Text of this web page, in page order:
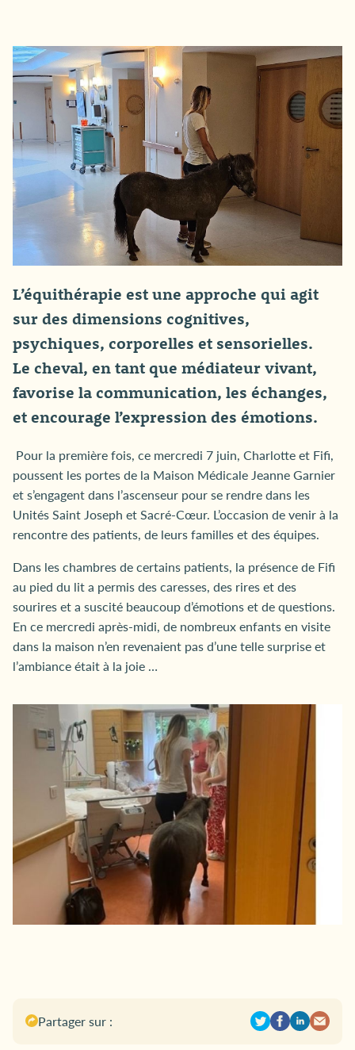
L’équithérapie est une approche qui agit
sur des dimensions cognitives,
psychiques, corporelles et sensorielles.
Le cheval, en tant que médiateur vivant,
favorise la communication, les échanges,
et encourage l’expression des émotions.
Pour la première fois, ce mercredi 7 juin, Charlotte et Fifi,
poussent les portes de la Maison Médicale Jeanne Garnier
et s’engagent dans l’ascenseur pour se rendre dans les
Unités Saint Joseph et Sacré-Cœur. L’occasion de venir à la
rencontre des patients, de leurs familles et des équipes.
Dans les chambres de certains patients, la présence de Fifi
au pied du lit a permis des caresses, des rires et des
sourires et a suscité beaucoup d’émotions et de questions.
En ce mercredi après-midi, de nombreux enfants en visite
dans la maison n’en revenaient pas d’une telle surprise et
l’ambiance était à la joie …
Partager sur :